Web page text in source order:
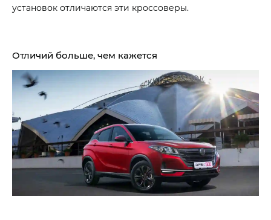
установок отличаются эти кроссоверы.
Отличий больше, чем кажется